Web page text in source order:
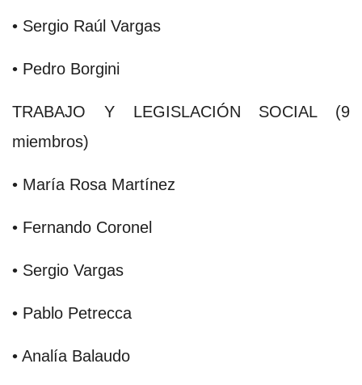
• Sergio Raúl Vargas
• Pedro Borgini
TRABAJO Y LEGISLACIÓN SOCIAL (9
miembros)
• María Rosa Martínez
• Fernando Coronel
• Sergio Vargas
• Pablo Petrecca
• Analía Balaudo